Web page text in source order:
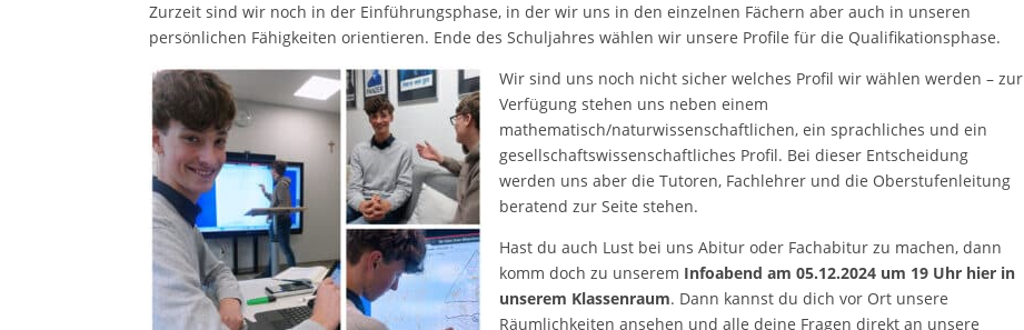
Zurzeit sind wir noch in der Einführungsphase, in der wir uns in den einzelnen Fächern aber auch in unseren
persönlichen Fähigkeiten orientieren. Ende des Schuljahres wählen wir unsere Profile für die Qualifikationsphase.
Wir sind uns noch nicht sicher welches Profil wir wählen werden – zur
Verfügung stehen uns neben einem
mathematisch/naturwissenschaftlichen, ein sprachliches und ein
gesellschaftswissenschaftliches Profil. Bei dieser Entscheidung
werden uns aber die Tutoren, Fachlehrer und die Oberstufenleitung
beratend zur Seite stehen.
Hast du auch Lust bei uns Abitur oder Fachabitur zu machen, dann
komm doch zu unserem Infoabend am 05.12.2024 um 19 Uhr hier in
unserem Klassenraum. Dann kannst du dich vor Ort unsere
Räumlichkeiten ansehen und alle deine Fragen direkt an unsere